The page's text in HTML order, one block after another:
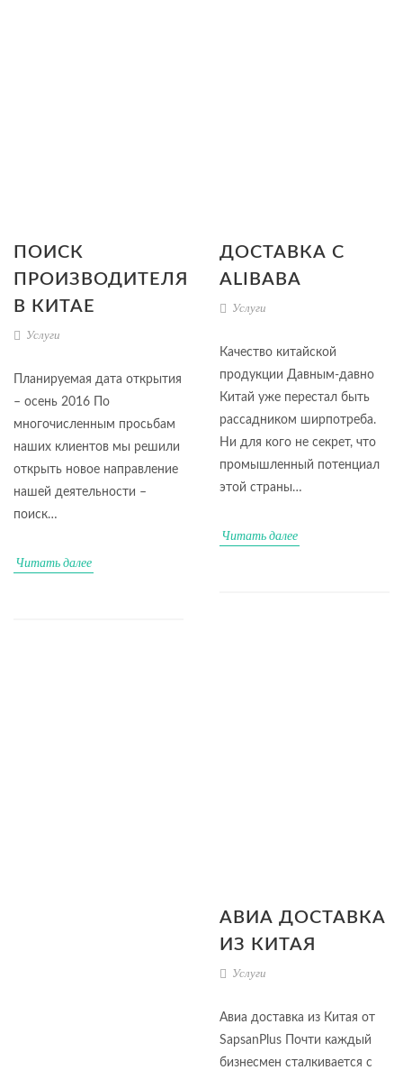
ПОИСК
ПРОИЗВОДИТЕЛЯ
В КИТАЕ
Услуги
Планируемая дата открытия
– осень 2016 По
многочисленным просьбам
наших клиентов мы решили
открыть новое направление
нашей деятельности –
поиск…
Читать далее
ДОСТАВКА С
ALIBABA
Услуги
Качество китайской
продукции Давным-давно
Китай уже перестал быть
рассадником ширпотреба.
Ни для кого не секрет, что
промышленный потенциал
этой страны…
Читать далее
АВИА ДОСТАВКА
ИЗ КИТАЯ
Услуги
Авиа доставка из Китая от
SapsanPlus Почти каждый
бизнесмен сталкивается с